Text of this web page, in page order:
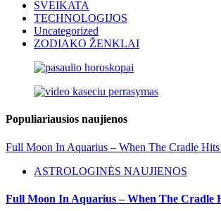
SVEIKATA
TECHNOLOGIJOS
Uncategorized
ZODIAKO ŽENKLAI
Populiariausios naujienos
Full Moon In Aquarius – When The Cradle Hits
ASTROLOGINĖS NAUJIENOS
Full Moon In Aquarius – When The Cradle